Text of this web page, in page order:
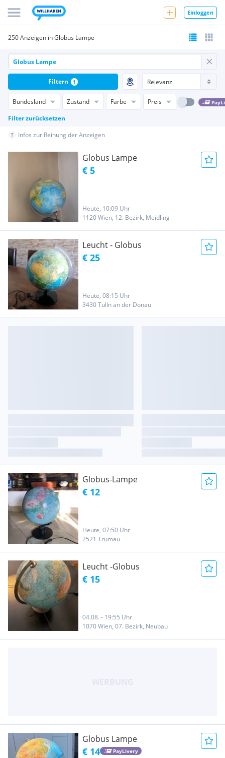
Einloggen
250 Anzeigen in Globus Lampe
Bundesland Zustand Farbe Preis
Filter zurücksetzen
Filtern 1
Infos zur Reihung der Anzeigen
Globus Lampe
€ 5
Heute, 10:09 Uhr
1120 Wien, 12. Bezirk, Meidling
Leucht - Globus
€ 25
Heute, 08:15 Uhr
3430 Tulln an der Donau
Globus-Lampe
€ 12
Heute, 07:50 Uhr
2521 Trumau
Leucht -Globus
€ 15
04.08. - 19:55 Uhr
1070 Wien, 07. Bezirk, Neubau
Globus Lampe
€ 14 PayLivery